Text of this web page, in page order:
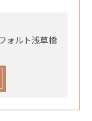
ォルト浅草橋